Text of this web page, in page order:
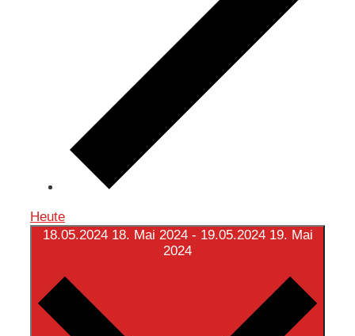
Heute
18.05.2024 18. Mai 2024 - 19.05.2024 19. Mai
2024